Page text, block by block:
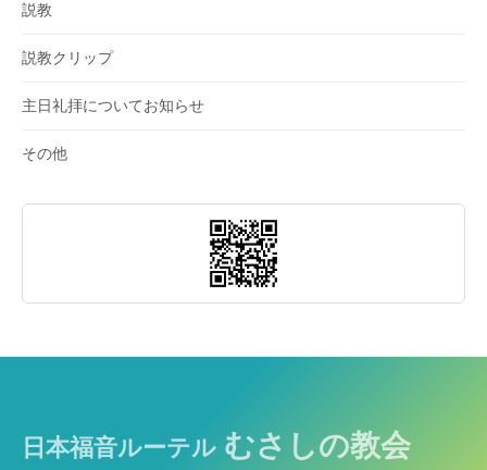
説教
説教クリップ
主日礼拝についてお知らせ
その他
日本福音ルーテル むさしの教会